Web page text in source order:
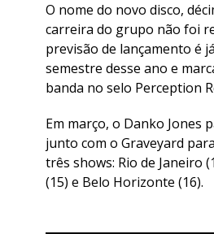
O nome do novo disco,
carreira do grupo não foi
previsão de lançamento é
semestre desse ano e
banda no selo Perception
Em março, o Danko Jones
junto com o Graveyard
três shows: Rio de Janeiro
(15) e Belo Horizonte (16).